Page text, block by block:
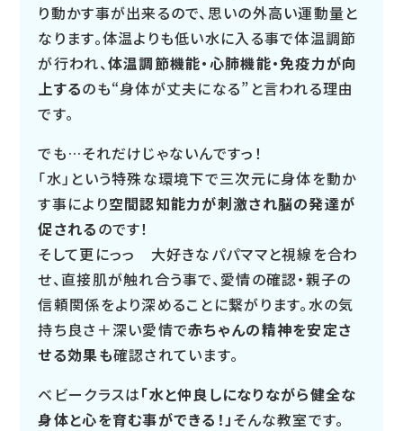
り動かす事が出来るので、思いの外高い運動量と
なります。体温よりも低い水に入る事で体温調節
が行われ、体温調節機能・心肺機能・免疫力が向
上するのも“身体が丈夫になる”と言われる理由
です。
でも…それだけじゃないんですっ！
「水」という特殊な環境下で三次元に身体を動か
す事により空間認知能力が刺激され脳の発達が
促されるのです！
そして更にっっ 大好きなパパママと視線を合わ
せ、直接肌が触れ合う事で、愛情の確認・親子の
信頼関係をより深めることに繋がります。水の気
持ち良さ＋深い愛情で赤ちゃんの精神を安定さ
せる効果も確認されています。
ベビークラスは「水と仲良しになりながら健全な
身体と心を育む事ができる！」そんな教室です。